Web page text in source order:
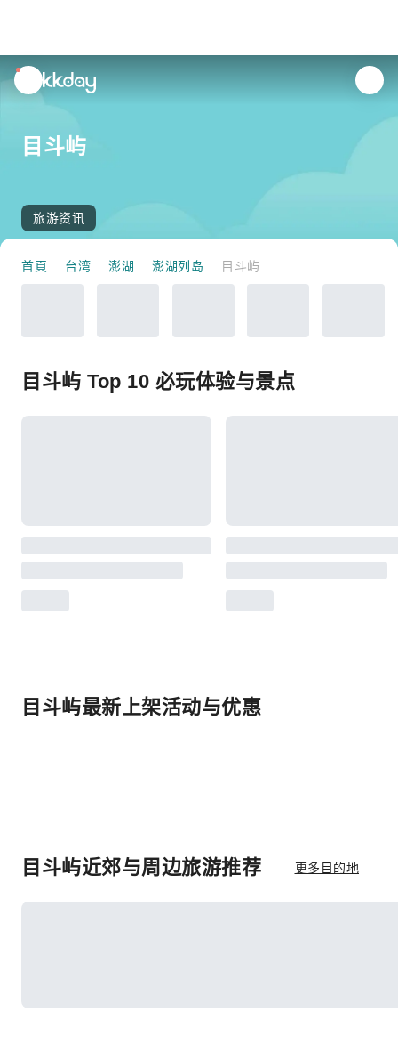
unread
notifications
目斗屿
旅游资讯
首頁 台湾 澎湖 澎湖列岛 目斗屿
目斗屿 Top 10 必玩体验与景点
目斗屿最新上架活动与优惠
目斗屿近郊与周边旅游推荐 更多目的地